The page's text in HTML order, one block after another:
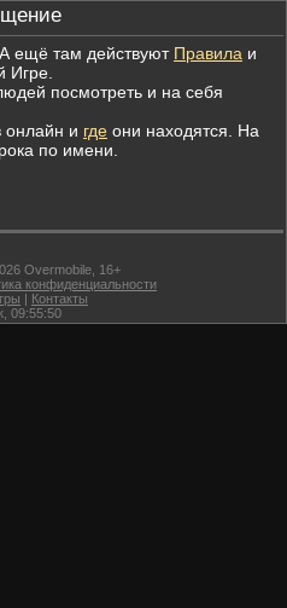
ещё там действуют Правила и
Игре.
посмотреть и на себя
онлайн и где они находятся. На
по имени.
Overmobile, 16+
конфиденциальности
| Контакты
09:55:50